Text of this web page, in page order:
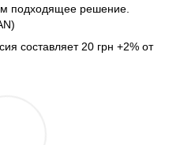
подходящее решение.
составляет 20 грн +2% от